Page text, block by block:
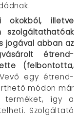
okokból, illetve
jogával abban az
étrend-
(felbontotta,
egy étrend-
módon már
terméket, így a
Szolgáltató